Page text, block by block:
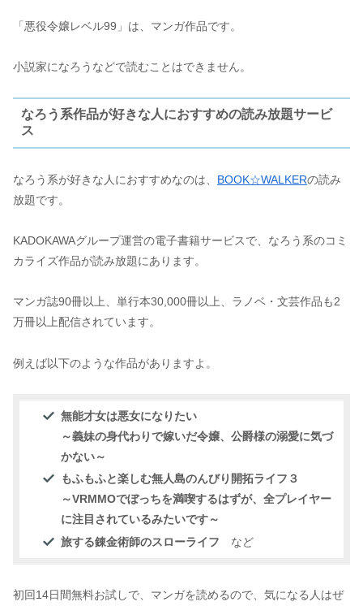
「悪役令嬢レベル99」は、マンガ作品です。
小説家になろうなどで読むことはできません。
なろう系作品が好きな人におすすめの読み放題サービ
ス
なろう系が好きな人におすすめなのは、 BOOK☆WALKERの読み
放題です。
KADOKAWAグループ運営の電子書籍サービスで、なろう系のコミ
カライズ作品が読み放題にあります。
マンガ誌90冊以上、単行本30,000冊以上、ラノベ・文芸作品も2
万冊以上配信されています。
例えば以下のような作品がありますよ。
無能才女は悪女になりたい
～義妹の身代わりで嫁いだ令嬢、公爵様の溺愛に気づ
かない～
もふもふと楽しむ無人島のんびり開拓ライフ３
～VRMMOでぼっちを満喫するはずが、全プレイヤー
に注目されているみたいです～
旅する錬金術師のスローライフ など
初回14日間無料お試しで、マンガを読めるので、気になる人はぜ